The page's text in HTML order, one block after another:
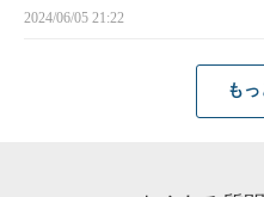
2024/06/05 21:22
も